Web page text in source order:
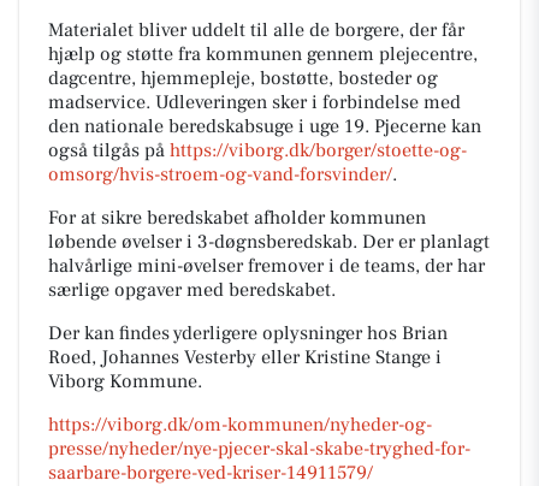
Materialet bliver uddelt til alle de borgere, der får
hjælp og støtte fra kommunen gennem plejecentre,
dagcentre, hjemmepleje, bostøtte, bosteder og
madservice. Udleveringen sker i forbindelse med
den nationale beredskabsuge i uge 19. Pjecerne kan
også tilgås på https://viborg.dk/borger/stoette-og-
omsorg/hvis-stroem-og-vand-forsvinder/.
For at sikre beredskabet afholder kommunen
løbende øvelser i 3-døgnsberedskab. Der er planlagt
halvårlige mini-øvelser fremover i de teams, der har
særlige opgaver med beredskabet.
Der kan findes yderligere oplysninger hos Brian
Roed, Johannes Vesterby eller Kristine Stange i
Viborg Kommune.
https://viborg.dk/om-kommunen/nyheder-og-
presse/nyheder/nye-pjecer-skal-skabe-tryghed-for-
saarbare-borgere-ved-kriser-14911579/